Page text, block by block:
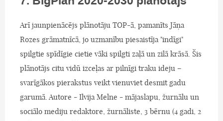
Arī jaunpienācējs plānotāju TOP-ā, pamanīts Jāņa
Rozes grāmatnīcā, jo uzmanību piesaistīja "indīgi"
spilgtie spīdīgie cietie vāki spilgti zaļā un zilā krāsā. Šis
plānotājs citu vidū izceļas ar pilnīgi traku ideju –
svarīgākos pierakstus veikt vienuviet desmit gadu
garumā. Autore - Ilvija Melne - mājaslapu, žurnālu un
sociālo mediju redaktore, žurnāliste, 3 bērnu (4 gadi, 2